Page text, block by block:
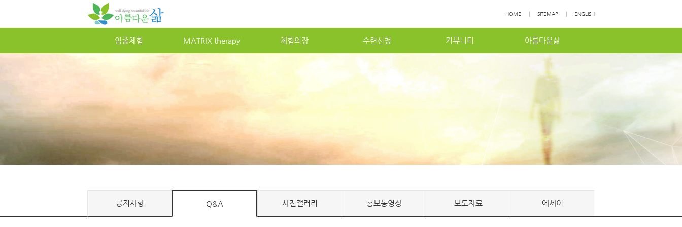
HOME SITEMAP ENGLISH
임종체험 MATRIXtherapy 체험의장 수련신청 커뮤니티 아름다운삶
공지사항 Q&A 사진갤러리 홍보동영상 보도자료 에세이